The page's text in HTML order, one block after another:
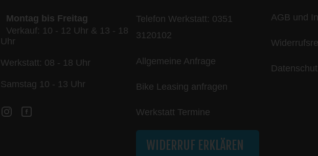
Montag bis Freitag
Verkauf: 10 - 12 Uhr & 13 - 18
Uhr
Werkstatt: 08 - 18 Uhr
Samstag 10 - 13 Uhr
Telefon Werkstatt: 0351
3120102
Allgemeine Anfrage
Bike Leasing anfragen
Werkstatt Termine
WIDERRUF ERKLÄREN
AGB und